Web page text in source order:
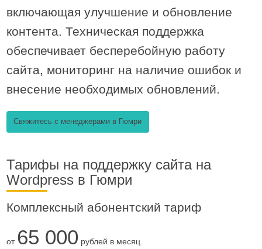
включающая улучшение и обновление
контента. Техническая поддержка
обеспечивает бесперебойную работу
сайта, мониторинг на наличие ошибок и
внесение необходимых обновлений.
Свяжитесь с менеджерами в Гюмри
Тарифы на поддержку сайта на
Wordpress в Гюмри
Комплексный абонентский тариф
от 65 000 рублей в месяц